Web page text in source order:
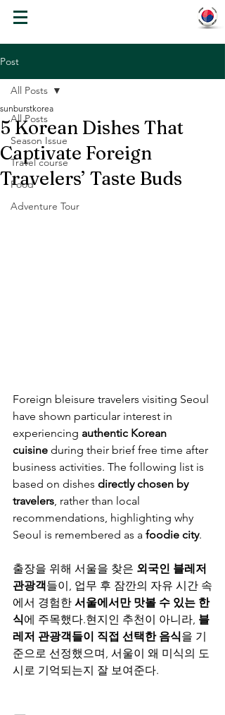
Post
All Posts
Season Issue
Travel course
Food
Adventure Tour
All Posts
5 Korean Dishes That
Captivate Foreign
Travelers’ Taste Buds
sunburstkorea
Foreign bleisure travelers visiting Seoul
have shown particular interest in
experiencing authentic Korean
cuisine during their brief free time after
business activities. The following list is
based on dishes directly chosen by
travelers, rather than local
recommendations, highlighting why
Seoul is remembered as a foodie city.
출장을 위해 서울을 찾은 외국인 블레저
관광객들이, 업무 후 잠깐의 자유 시간 속
에서 경험한 서울에서만 맛볼 수 있는 한
식에 주목했다.현지인 추천이 아니라, 블
레저 관광객들이 직접 선택한 음식을 기
준으로 선정했으며, 서울이 왜 미식의 도
시로 기억되는지 잘 보여준다.